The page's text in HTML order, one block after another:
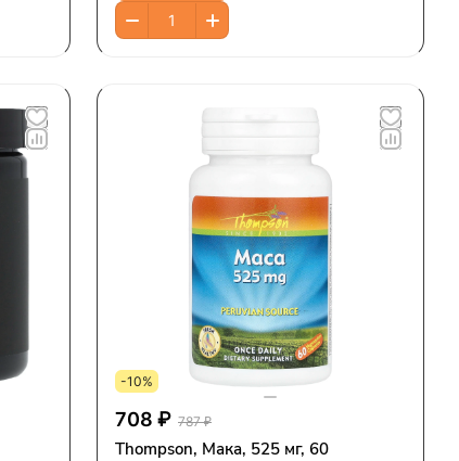
-10%
708 ₽ 787 ₽
Thompson, Мака, 525 мг, 60